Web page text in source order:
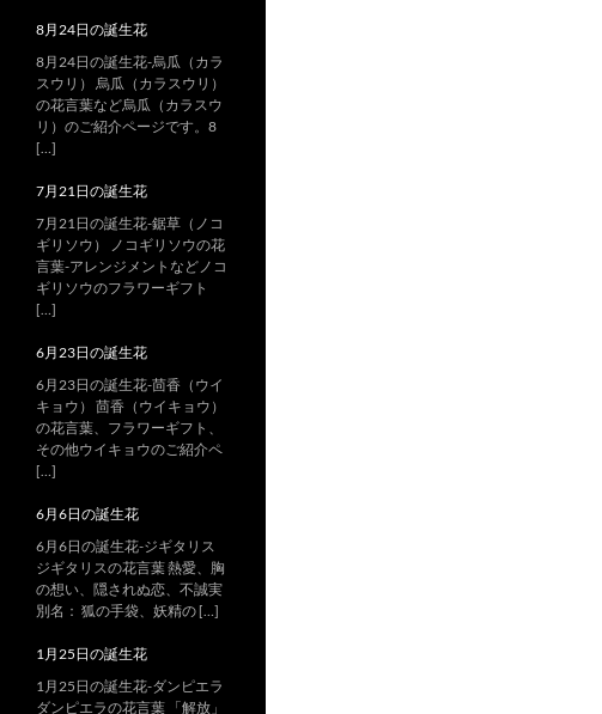
8月24日の誕生花
8月24日の誕生花-烏瓜（カラ
スウリ） 烏瓜（カラスウリ）
の花言葉など烏瓜（カラスウ
リ）のご紹介ページです。8
[…]
7月21日の誕生花
7月21日の誕生花-鋸草（ノコ
ギリソウ） ノコギリソウの花
言葉-アレンジメントなどノコ
ギリソウのフラワーギフト
[…]
6月23日の誕生花
6月23日の誕生花-茴香（ウイ
キョウ） 茴香（ウイキョウ）
の花言葉、フラワーギフト、
その他ウイキョウのご紹介ペ
[…]
6月6日の誕生花
6月6日の誕生花-ジギタリス
ジギタリスの花言葉 熱愛、胸
の想い、隠されぬ恋、不誠実
別名： 狐の手袋、妖精の […]
1月25日の誕生花
1月25日の誕生花-ダンピエラ
ダンピエラの花言葉 「解放」